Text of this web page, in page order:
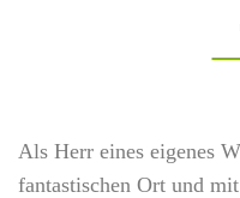
Als Herr eines eigenes
fantastischen Ort und